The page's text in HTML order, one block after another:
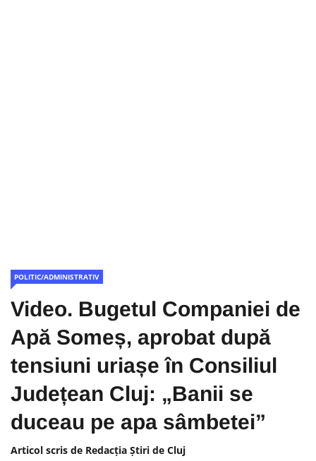
POLITIC/ADMINISTRATIV
Video. Bugetul Companiei de
Apă Someș, aprobat după
tensiuni uriașe în Consiliul
Județean Cluj: „Banii se
duceau pe apa sâmbetei”
Articol scris de Redacția Știri de Cluj